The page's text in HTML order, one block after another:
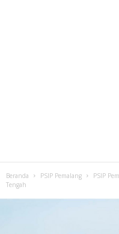
Beranda PSIP Pemalang
PSIP
Tengah